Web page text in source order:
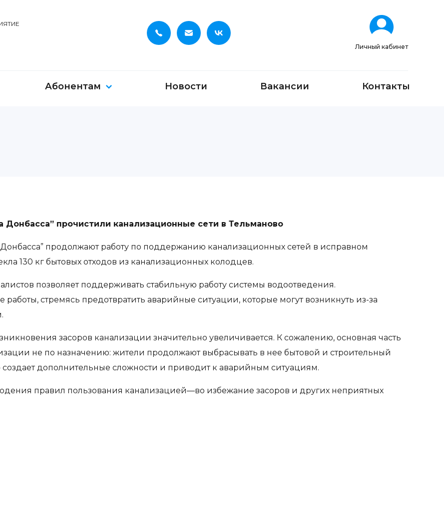
Личный кабинет
Абонентам Новости Вакансии Контакты
Донбасса” прочистили канализационные сети в Тельманово
продолжают работу по поддержанию канализационных сетей в исправном
130 кг бытовых отходов из канализационных колодцев.
позволяет поддерживать стабильную работу системы водоотведения.
стремясь предотвратить аварийные ситуации, которые могут возникнуть из-за
засоров канализации значительно увеличивается. К сожалению, основная часть
не по назначению: жители продолжают выбрасывать в нее бытовой и строительный
создает дополнительные сложности и приводит к аварийным ситуациям.
правил пользования канализацией—во избежание засоров и других неприятных